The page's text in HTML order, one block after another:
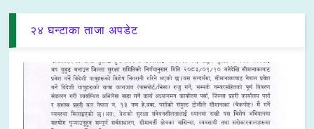
२४ घन्टाका ताजा अपडेट